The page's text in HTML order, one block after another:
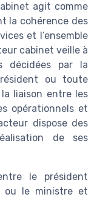
agit comme
la cohérence des
et l’ensemble
cabinet veille à
décidées par la
ou toute
liaison entre les
opérationnels et
dispose des
de ses
le président
ou le ministre et